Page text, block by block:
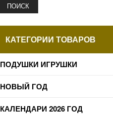
ПОИСК
КАТЕГОРИИ ТОВАРОВ
ПОДУШКИ ИГРУШКИ
НОВЫЙ ГОД
КАЛЕНДАРИ 2026 ГОД